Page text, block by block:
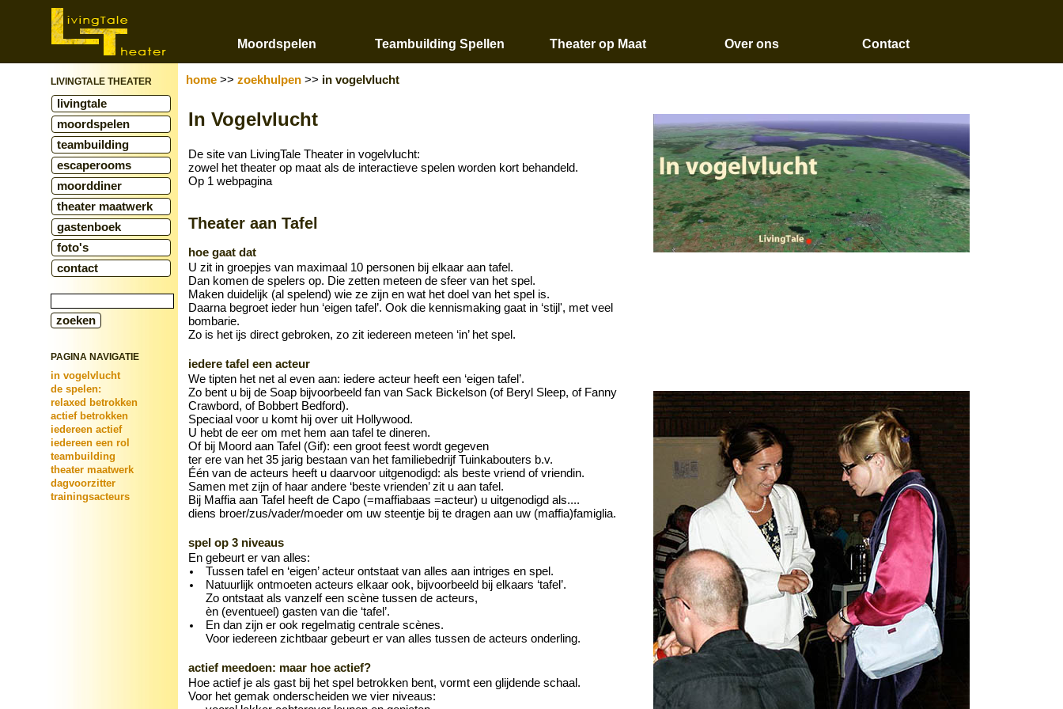
Moordspelen Teambuilding Spellen Theater op Maat Over ons Contact
LIVINGTALE THEATER
livingtale
moordspelen
teambuilding
escaperooms
moorddiner
theater maatwerk
gastenboek
foto's
contact
PAGINA NAVIGATIE
in vogelvlucht
de spelen:
relaxed betrokken
actief betrokken
iedereen actief
iedereen een rol
teambuilding
theater maatwerk
dagvoorzitter
trainingsacteurs
home >> zoekhulpen >> in vogelvlucht
In Vogelvlucht
De site van LivingTale Theater in vogelvlucht:
zowel het theater op maat als de interactieve spelen worden kort behandeld.
Op 1 webpagina
Theater aan Tafel
hoe gaat dat
U zit in groepjes van maximaal 10 personen bij elkaar aan tafel.
Dan komen de spelers op. Die zetten meteen de sfeer van het spel.
Maken duidelijk (al spelend) wie ze zijn en wat het doel van het spel is.
Daarna begroet ieder hun ‘eigen tafel’. Ook die kennismaking gaat in ‘stijl', met veel
bombarie.
Zo is het ijs direct gebroken, zo zit iedereen meteen ‘in’ het spel.
iedere tafel een acteur
We tipten het net al even aan: iedere acteur heeft een ‘eigen tafel’.
Zo bent u bij de Soap bijvoorbeeld fan van Sack Bickelson (of Beryl Sleep, of Fanny
Crawbord, of Bobbert Bedford).
Speciaal voor u komt hij over uit Hollywood.
U hebt de eer om met hem aan tafel te dineren.
Of bij Moord aan Tafel (Gif): een groot feest wordt gegeven
ter ere van het 35 jarig bestaan van het familiebedrijf Tuinkabouters b.v.
Één van de acteurs heeft u daarvoor uitgenodigd: als beste vriend of vriendin.
Samen met zijn of haar andere ‘beste vrienden’ zit u aan tafel.
Bij Maffia aan Tafel heeft de Capo (=maffiabaas =acteur) u uitgenodigd als....
diens broer/zus/vader/moeder om uw steentje bij te dragen aan uw (maffia)famiglia.
spel op 3 niveaus
En gebeurt er van alles:
Tussen tafel en ‘eigen’ acteur ontstaat van alles aan intriges en spel.
Natuurlijk ontmoeten acteurs elkaar ook, bijvoorbeeld bij elkaars ‘tafel’.
Zo ontstaat als vanzelf een scène tussen de acteurs,
èn (eventueel) gasten van die ‘tafel’.
En dan zijn er ook regelmatig centrale scènes.
Voor iedereen zichtbaar gebeurt er van alles tussen de acteurs onderling.
actief meedoen: maar hoe actief?
Hoe actief je als gast bij het spel betrokken bent, vormt een glijdende schaal.
Voor het gemak onderscheiden we vier niveaus: